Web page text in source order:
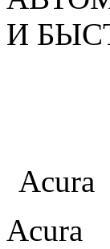
И
Acura
Acura